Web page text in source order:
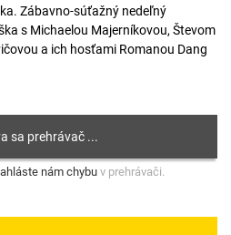
Zábavno-súťažný nedeľný
s Michaelou Majerníkovou, Števom
a ich hosťami Romanou Dang
nám chybu v prehrávači.